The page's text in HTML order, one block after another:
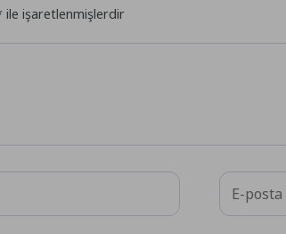
ile işaretlenmişlerdir